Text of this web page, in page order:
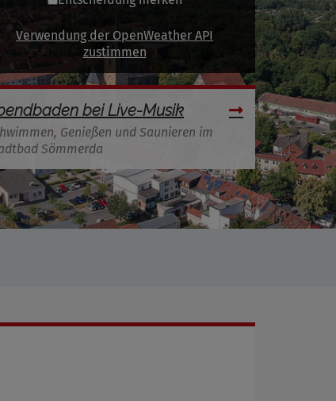
Verwendung der OpenWeather API
zustimmen
bei Live-Musik
Genießen und Saunieren im
Sömmerda